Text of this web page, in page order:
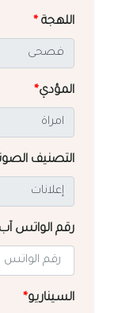
اللهجة *
المؤدي*
التصنيف
رقم الواتس آب
السيناريو*